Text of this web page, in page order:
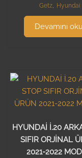
Getz, Hyundai
Devamını oku
HYUNDAİ İ.20
SIFIR ORJİNAL
2021-2022